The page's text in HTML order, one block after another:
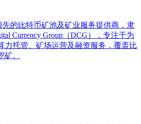
先的比特币矿池及矿业服务提供商，隶
Currency Group（DCG），专注于为
力托管、矿场运营及融资服务，覆盖比
。